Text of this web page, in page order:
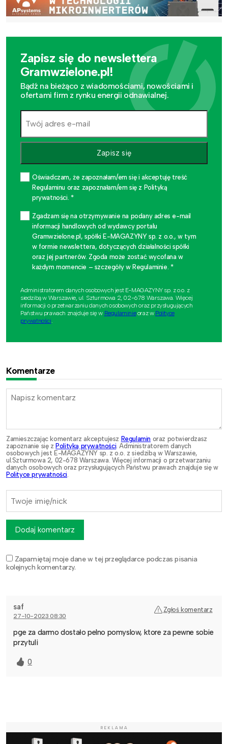
Zapisz się do newslettera
Gramwzielone.pl!
Bądź na bieżąco z wiadomościami, nowościami i
ofertami firm z rynku energii odnawialnej.
Zapisz się
Oświadczam, że zapoznałam/em się i akceptuję treść
Regulaminu oraz zapoznałam/em się z Polityką
prywatności. *
Zgadzam się na otrzymywanie na podany adres e-mail
informacji handlowych od wydawcy portalu
Gramwzielone.pl, spółki E-MAGAZYNY sp. z o.o., w tym
w formie newslettera, dotyczących działalności spółki
oraz jej partnerów. Zgoda może zostać wycofana w
każdym momencie – szczegóły w Regulaminie. *
Administratorem danych osobowych jest E-MAGAZYNY sp. z o.o. z
siedzibą w Warszawie, ul. Szturmowa 2, 02-678 Warszawa. Więcej
informacji o przetwarzaniu danych osobowych oraz przysługujących
Państwu prawach znajduje się w Regulaminieoraz w Polityce
prywatności
Komentarze
Zamieszczając komentarz akceptujesz Regulamin oraz potwierdzasz
zapoznanie się z Polityką prywatności. Administratorem danych
osobowych jest E-MAGAZYNY sp. z o.o. z siedzibą w Warszawie,
ul.Szturmowa 2, 02-678 Warszawa. Więcej informacji o przetwarzaniu
danych osobowych oraz przysługujących Państwu prawach znajduje się w
Polityce prywatności.
Zapamiętaj moje dane w tej przeglądarce podczas pisania
kolejnych komentarzy.
Dodaj komentarz
saf
27-10-2023 08:30
Zgłoś komentarz
pge za darmo dostało pelno pomyslow, ktore za pewne sobie
przytuli
0
REKLAMA